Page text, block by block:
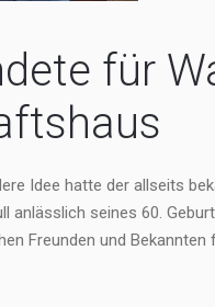
für
Idee hatte der allseits
anlässlich seines 60.
Freunden und Bekannten